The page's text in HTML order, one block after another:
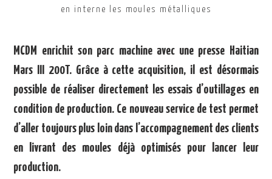
en interne les moules métalliques
MCDM enrichit son parc machine avec une presse Haitian
Mars III 200T. Grâce à cette acquisition, il est désormais
possible de réaliser directement les essais d’outillages en
condition de production. Ce nouveau service de test permet
d’aller toujours plus loin dans l’accompagnement des clients
en livrant des moules déjà optimisés pour lancer leur
production.